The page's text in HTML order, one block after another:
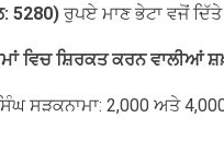
: 5280) ਰੁਪਏ ਮਾਣ ਭੇਟਾ ਵਜੋਂ
ਵਿਚ ਸ਼ਿਰਕਤ ਕਰਨ ਵਾਲੀਆਂ
ਸੜਕਨਾਮਾ: 2,000 ਅਤੇ